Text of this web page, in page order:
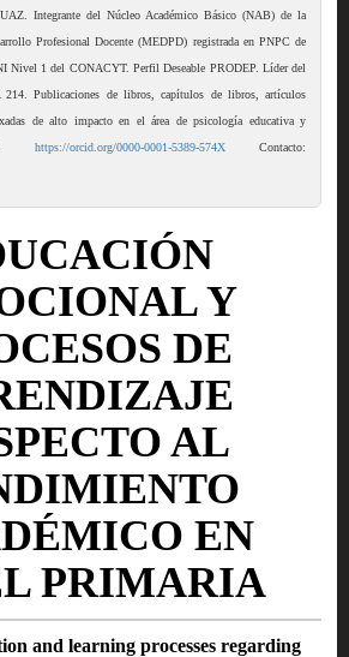
Integrante del Núcleo Académico Básico (NAB) de la
Profesional Docente (MEDPD) registrada en PNPC de
Nivel 1 del CONACYT. Perfil Deseable PRODEP. Líder del
214. Publicaciones de libros, capítulos de libros, artículos
de alto impacto en el área de psicología educativa y
https://orcid.org/0000-0001-5389-574XContacto:
Y
DE
AL
EN
PRIMARIA
and learning processes regarding